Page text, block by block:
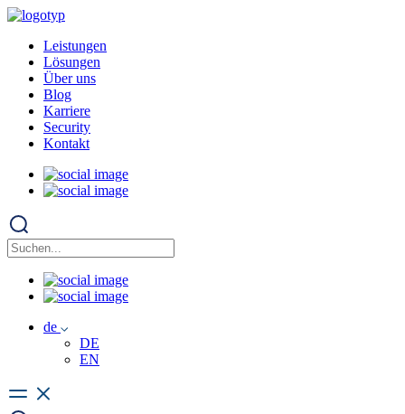
Leistungen
Lösungen
Über uns
Blog
Karriere
Security
Kontakt
de
DE
EN